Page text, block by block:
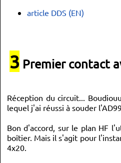
article DDS (EN)
3 Premier contact
Réception du circuit...
lequel j'ai réussi à souder
Bon d'accord, sur le plan HF
boîtier. Mais il s'agit pour
4x20.